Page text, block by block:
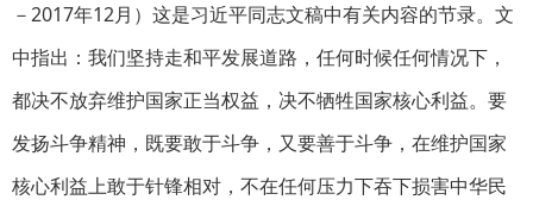
－2017年12月）这是习近平同志文稿中有关内容的节录。文
中指出：我们坚持走和平发展道路，任何时候任何情况下，
都决不放弃维护国家正当权益，决不牺牲国家核心利益。要
发扬斗争精神，既要敢于斗争，又要善于斗争，在维护国家
核心利益上敢于针锋相对，不在任何压力下吞下损害中华民